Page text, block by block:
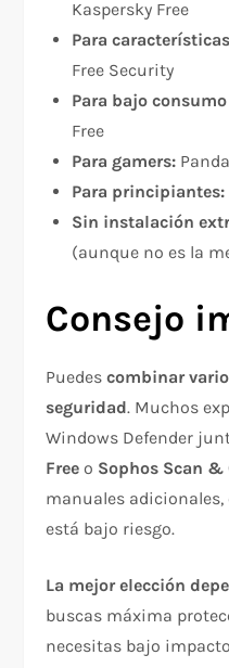
Kaspersky Free​
Para
Free Security​
Para bajo
Free​
Para gamers:
Para principiantes:
Sin instalación
(aunque no es la
Consejo
Puedescombinar
seguridad. Muchos
Windows Defender
Free o Sophos Scan &
manuales adicionales,
está bajo riesgo.​
La mejor elección
buscas máxima
necesitas bajo